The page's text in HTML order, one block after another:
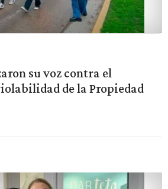
su voz contra el
de la Propiedad